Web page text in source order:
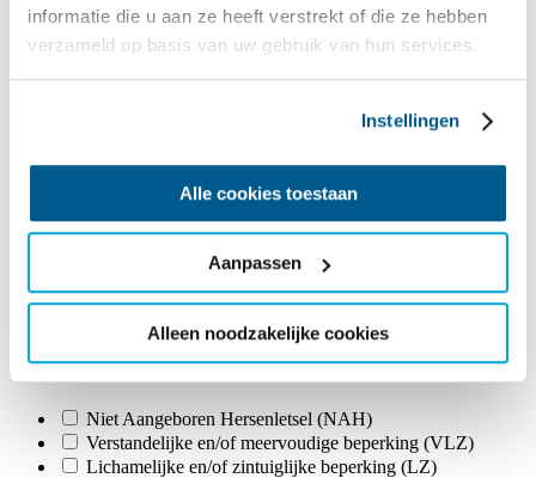
informatie die u aan ze heeft verstrekt of die ze hebben
verzameld op basis van uw gebruik van hun services.
Instellingen
Alle cookies toestaan
Aanpassen
Alleen noodzakelijke cookies
Reisaanbod 2026
Informatiezeilvakantiebekeken? ✅
staan, is jouw eigen bijdrage. De meerkosten voor de reis zijn voor
rekening van SailWise. Wil je daar meer over weten,
Boek je voor een hele groep,
Beperkingen
Niet Aangeboren Hersenletsel (NAH)
Verstandelijke en/of meervoudige beperking (VLZ)
Lichamelijke en/of zintuiglijke beperking (LZ)